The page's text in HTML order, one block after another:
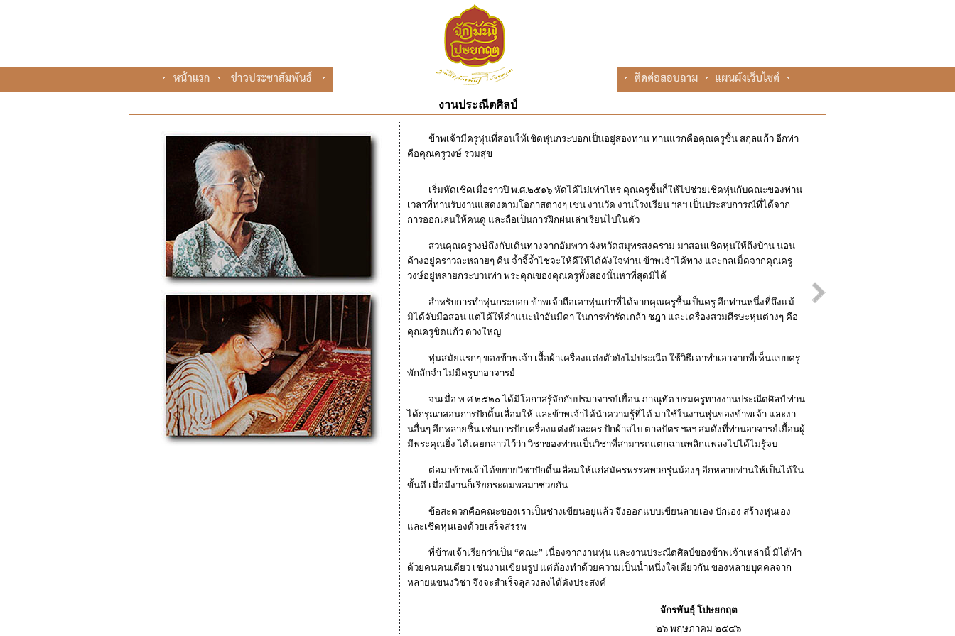
งานประณีตศิลป์
ข้าพเจ้ามีครูหุ่นที่สอนให้เชิดหุ่นกระบอกเป็นอยู่สองท่าน ท่านแรกคือคุณครูชื้น สกุลแก้ว อีกท่า
คือคุณครูวงษ์ รวมสุข
เริ่มหัดเชิดเมื่อราวปี พ.ศ.๒๕๑๖ หัดได้ไม่เท่าไหร่ คุณครูชื้นก็ให้ไปช่วยเชิดหุ่นกับคณะของท่าน
เวลาที่ท่านรับงานแสดงตามโอกาสต่างๆ เช่น งานวัด งานโรงเรียน ฯลฯ เป็นประสบการณ์ที่ได้จาก
การออกเล่นให้คนดู และถือเป็นการฝึกฝนเล่าเรียนไปในตัว
ส่วนคุณครูวงษ์ถึงกับเดินทางจากอัมพวา จังหวัดสมุทรสงคราม มาสอนเชิดหุ่นให้ถึงบ้าน นอน
ค้างอยู่คราวละหลายๆ คืน จ้ำจี้จ้ำไชจะให้ดีให้ได้ดังใจท่าน ข้าพเจ้าได้ทาง และกลเม็ดจากคุณครู
วงษ์อยู่หลายกระบวนท่า พระคุณของคุณครูทั้งสองนั้นหาที่สุดมิได้
สำหรับการทำหุ่นกระบอก ข้าพเจ้าถือเอาหุ่นเก่าที่ได้จากคุณครูชื้นเป็นครู อีกท่านหนึ่งที่ถึงแม้
มิได้จับมือสอน แต่ได้ให้คำแนะนำอันมีค่า ในการทำรัดเกล้า ชฎา และเครื่องสวมศีรษะหุ่นต่างๆ คือ
คุณครูชิตแก้ว ดวงใหญ่
หุ่นสมัยแรกๆ ของข้าพเจ้า เสื้อผ้าเครื่องแต่งตัวยังไม่ประณีต ใช้วิธีเดาทำเอาจากที่เห็นแบบครู
พักลักจำ ไม่มีครูบาอาจารย์
จนเมื่อ พ.ศ.๒๕๒๐ ได้มีโอกาสรู้จักกับปรมาจารย์เยื้อน ภาณุทัต บรมครูทางงานประณีตศิลป์ ท่าน
ได้กรุณาสอนการปักดิ้นเลื่อมให้ และข้าพเจ้าได้นำความรู้ที่ได้ มาใช้ในงานหุ่นของข้าพเจ้า และงา
นอื่นๆ อีกหลายชิ้น เช่นการปักเครื่องแต่งตัวละคร ปักผ้าสไบ ตาลปัตร ฯลฯ สมดังที่ท่านอาจารย์เยื้อนผู้
มีพระคุณยิ่ง ได้เคยกล่าวไว้ว่า วิชาของท่านเป็นวิชาที่สามารถแตกฉานพลิกแพลงไปได้ไม่รู้จบ
ต่อมาข้าพเจ้าได้ขยายวิชาปักดิ้นเลื่อมให้แก่สมัครพรรคพวกรุ่นน้องๆ อีกหลายท่านให้เป็นได้ใน
ขั้นดี เมื่อมีงานก็เรียกระดมพลมาช่วยกัน
ข้อสะดวกคือคณะของเราเป็นช่างเขียนอยู่แล้ว จึงออกแบบเขียนลายเอง ปักเอง สร้างหุ่นเอง
และเชิดหุ่นเองด้วยเสร็จสรรพ
ที่ข้าพเจ้าเรียกว่าเป็น “คณะ” เนื่องจากงานหุ่น และงานประณีตศิลป์ของข้าพเจ้าเหล่านี้ มิได้ทำ
ด้วยคนคนเดียว เช่นงานเขียนรูป แต่ต้องทำด้วยความเป็นน้ำหนึ่งใจเดียวกัน ของหลายบุคคลจาก
หลายแขนงวิชา จึงจะสำเร็จลุล่วงลงได้ดังประสงค์
จักรพันธุ์ โปษยกฤต
๒๖ พฤษภาคม ๒๕๔๖